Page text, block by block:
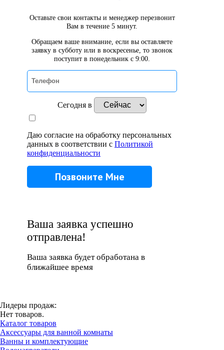
Оставьте свои контакты и менеджер перезвонит
Вам в течение 5 минут.
Обращаем ваше внимание, если вы оставляете
заявку в субботу или в воскресенье, то звонок
поступит в понедельник с 9:00.
Сегодня в
Даю согласие на обработку персональных
данных в соответствии с Политикой
конфиденциальности
Ваша заявка успешно
отправлена!
Ваша заявка будет обработана в
ближайшее время
Лидеры продаж:
Нет товаров.
Каталог товаров
Аксессуары для ванной комнаты
Ванны и комплектующие